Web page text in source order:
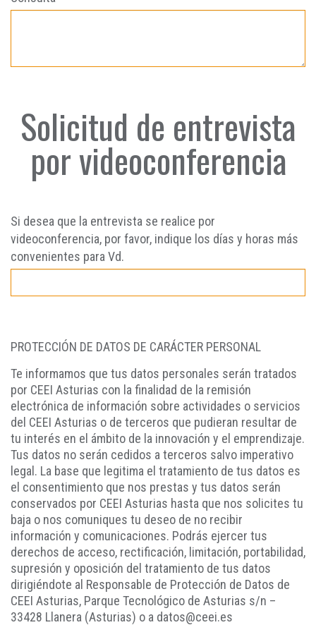
Solicitud de entrevista
por videoconferencia
Si desea que la entrevista se realice por
videoconferencia, por favor, indique los días y horas más
convenientes para Vd.
PROTECCIÓN DE DATOS DE CARÁCTER PERSONAL
Te informamos que tus datos personales serán tratados
por CEEI Asturias con la finalidad de la remisión
electrónica de información sobre actividades o servicios
del CEEI Asturias o de terceros que pudieran resultar de
tu interés en el ámbito de la innovación y el emprendizaje.
Tus datos no serán cedidos a terceros salvo imperativo
legal. La base que legitima el tratamiento de tus datos es
el consentimiento que nos prestas y tus datos serán
conservados por CEEI Asturias hasta que nos solicites tu
baja o nos comuniques tu deseo de no recibir
información y comunicaciones. Podrás ejercer tus
derechos de acceso, rectificación, limitación, portabilidad,
supresión y oposición del tratamiento de tus datos
dirigiéndote al Responsable de Protección de Datos de
CEEI Asturias, Parque Tecnológico de Asturias s/n –
33428 Llanera (Asturias) o a datos@ceei.es